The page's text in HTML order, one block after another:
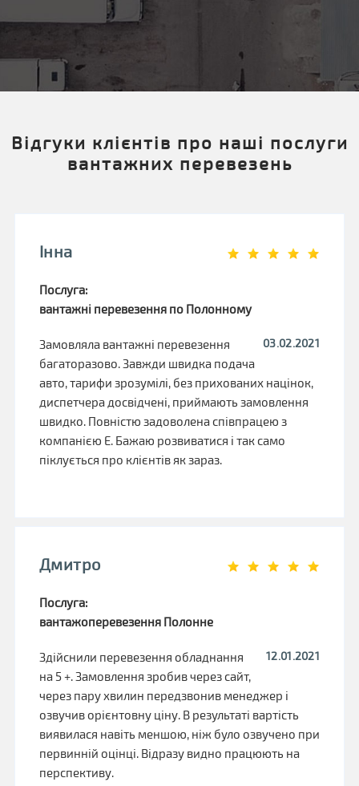
Відгуки клієнтів про наші послуги
вантажних перевезень
Інна
Послуга:
вантажні перевезення по Полонному
03.02.2021
Замовляла вантажні перевезення
багаторазово. Завжди швидка подача
авто, тарифи зрозумілі, без прихованих націнок,
диспетчера досвідчені, приймають замовлення
швидко. Повністю задоволена співпрацею з
компанією Е. Бажаю розвиватися і так само
піклується про клієнтів як зараз.
Дмитро
Послуга:
вантажоперевезення Полонне
12.01.2021
Здійснили перевезення обладнання
на 5 +. Замовлення зробив через сайт,
через пару хвилин передзвонив менеджер і
озвучив орієнтовну ціну. В результаті вартість
виявилася навіть меншою, ніж було озвучено при
первинній оцінці. Відразу видно працюють на
перспективу.